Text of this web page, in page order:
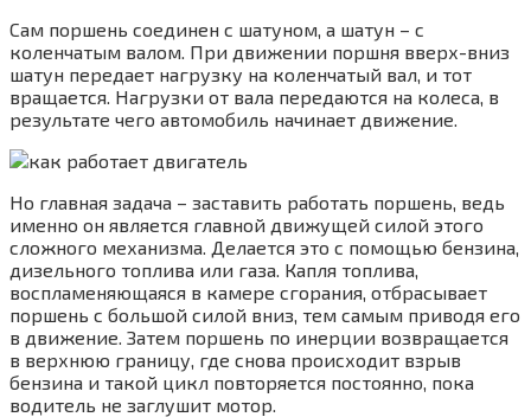
Сам поршень соединен с шатуном, а шатун – с
коленчатым валом. При движении поршня вверх-вниз
шатун передает нагрузку на коленчатый вал, и тот
вращается. Нагрузки от вала передаются на колеса, в
результате чего автомобиль начинает движение.
Но главная задача – заставить работать поршень, ведь
именно он является главной движущей силой этого
сложного механизма. Делается это с помощью бензина,
дизельного топлива или газа. Капля топлива,
воспламеняющаяся в камере сгорания, отбрасывает
поршень с большой силой вниз, тем самым приводя его
в движение. Затем поршень по инерции возвращается
в верхнюю границу, где снова происходит взрыв
бензина и такой цикл повторяется постоянно, пока
водитель не заглушит мотор.